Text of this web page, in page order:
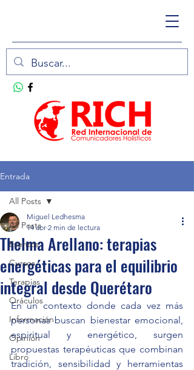
Entrada
All Posts
Eventos
Cursos
Terapias
Oráculos
Información
Opinión
Libro
All Posts
Thelma Arellano: terapias
energéticas para el equilibrio
integral desde Querétaro
Miguel Ledhesma
14 abr 2 min de lectura
En un contexto donde cada vez más
personas buscan bienestar emocional,
espiritual y energético, surgen
propuestas terapéuticas que combinan
tradición, sensibilidad y herramientas